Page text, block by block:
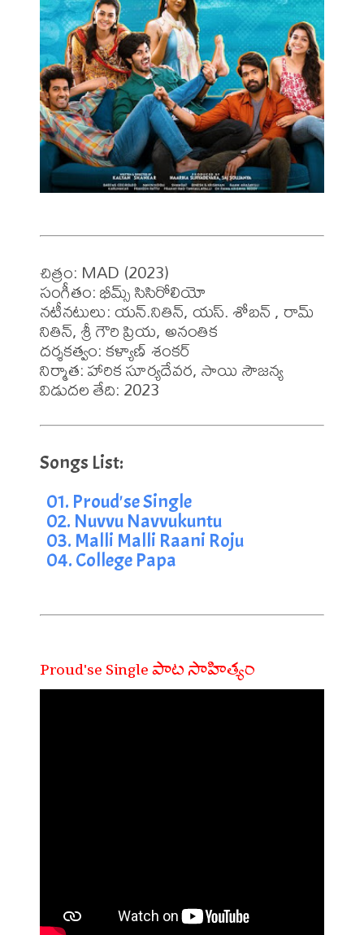
చిత్రం: MAD (2023)
సంగీతం: భీమ్స్ సిసిరోలియో
నటీనటులు: యన్.నితిన్, యస్. శోబన్ , రామ్
నితిన్, శ్రీ గౌరి ప్రియ, అనంతిక
దర్శకత్వం: కళ్యాణ్ శంకర్
నిర్మాత: హారిక సూర్యదేవర, సాయి సౌజన్య
విడుదల తేది: 2023
01. Proud'se Single
02. Nuvvu Navvukuntu
03. Malli Malli Raani Roju
04. College Papa
Proud'se Single పాట సాహిత్యం